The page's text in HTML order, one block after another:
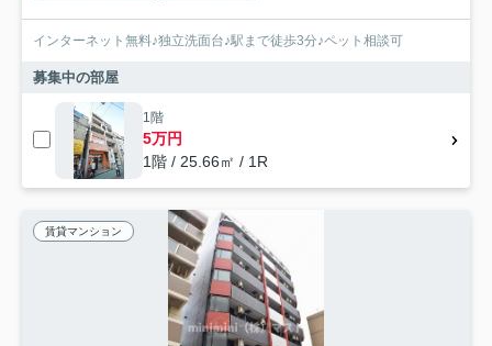
インターネット無料♪独立洗面台♪駅まで徒歩3分♪ペット相談可
募集中の部屋
1階
5万円
1階 / 25.66㎡ / 1R
賃貸マンション